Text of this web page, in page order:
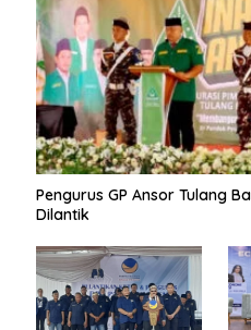
Pengurus GP Ansor Tulang
Dilantik